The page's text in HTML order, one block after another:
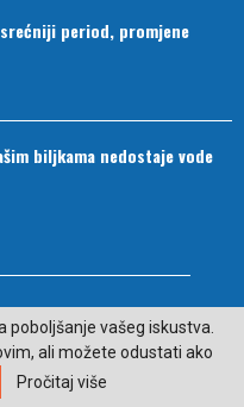
period, promjene
biljkama nedostaje vode
poboljšanje vašeg iskustva.
ali možete odustati ako
Pročitaj više